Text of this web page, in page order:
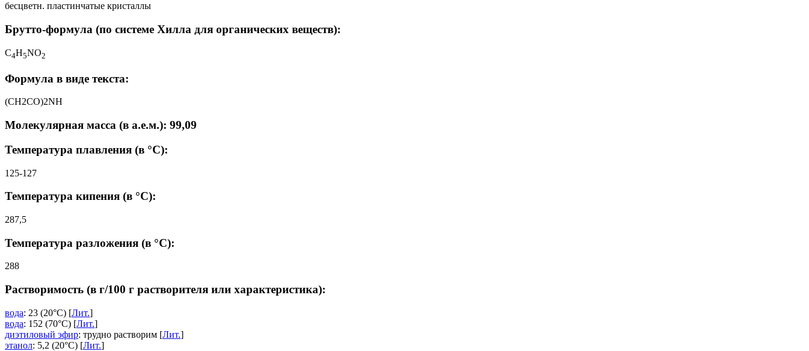
бесцветн. пластинчатые кристаллы
Брутто-формула (по системе Хилла для органических веществ):
C4H5NO2
Формула в виде текста:
(CH2CO)2NH
Молекулярная масса (в а.е.м.): 99,09
Температура плавления (в °C):
125-127
Температура кипения (в °C):
287,5
Температура разложения (в °C):
288
Растворимость (в г/100 г растворителя или характеристика):
вода: 23 (20°C) [Лит.]
вода: 152 (70°C) [Лит.]
диэтиловый эфир: трудно растворим [Лит.]
этанол: 5,2 (20°C) [Лит.]